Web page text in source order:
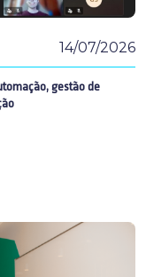
14/07/2026
gestão de